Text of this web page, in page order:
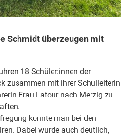
Schmidt überzeugen mit
18 Schüler:innen der
zusammen mit ihrer Schulleiterin
Frau Latour nach Merzig zu
konnte man bei den
Dabei wurde auch deutlich,